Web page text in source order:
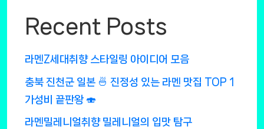
Recent Posts
라멘Z세대취향 스타일링 아이디어 모음
충북 진천군 일본 🍜 진정성 있는 라멘 맛집 TOP 1
가성비 끝판왕 🍣
라멘밀레니얼취향 밀레니얼의 입맛 탐구